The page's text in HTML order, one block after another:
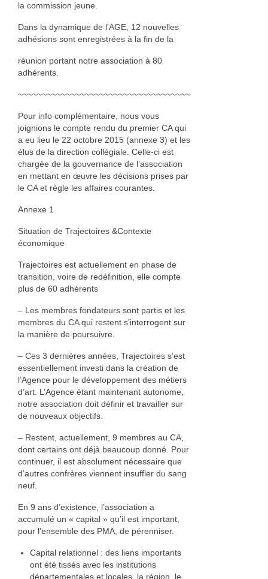
François Rey
Fer
Cuir
Événements
Vie de l’association
Objectifs
Organisation
Documents
Comptes rendus des AG
la commission jeune.
Dans la dynamique de l’AGE, 12 nouvelles
adhésions sont enregistrées à la fin de la
réunion portant notre association à 80
adhérents.
~~~~~~~~~~~~~~~~~~~~~~~~~~~~~~~~~~~~
Pour info complémentaire, nous vous
joignions le compte rendu du premier CA qui
a eu lieu le 22 octobre 2015 (annexe 3) et les
élus de la direction collégiale. Celle-ci est
chargée de la gouvernance de l’association
en mettant en œuvre les décisions prises par
le CA et règle les affaires courantes.
Annexe 1
Situation de Trajectoires &Contexte
économique
Trajectoires est actuellement en phase de
transition, voire de redéfinition, elle compte
plus de 60 adhérents
– Les membres fondateurs sont partis et les
membres du CA qui restent s’interrogent sur
la manière de poursuivre.
– Ces 3 dernières années, Trajectoires s’est
essentiellement investi dans la création de
l’Agence pour le développement des métiers
d’art. L’Agence étant maintenant autonome,
notre association doit définir et travailler sur
de nouveaux objectifs.
– Restent, actuellement, 9 membres au CA,
dont certains ont déjà beaucoup donné. Pour
continuer, il est absolument nécessaire que
d’autres confrères viennent insuffler du sang
neuf.
En 9 ans d’existence, l’association a
accumulé un « capital » qu’il est important,
pour l’ensemble des PMA, de pérenniser.
Capital relationnel : des liens importants
ont été tissés avec les institutions
départementales et locales, la région, le